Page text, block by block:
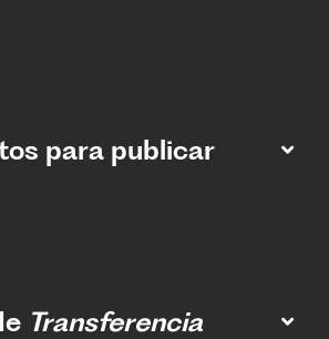
para publicar
Transferencia